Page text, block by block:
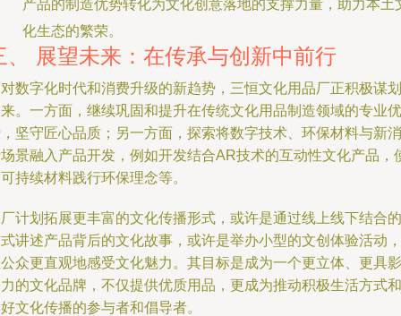
产品的制造优势转化为文化创意落地的支撑力量，助力本土
化生态的繁荣。
、 展望未来：在传承与创新中前行
数字化时代和消费升级的新趋势，三恒文化用品厂正积极谋划
。一方面，继续巩固和提升在传统文化用品制造领域的专业优
坚守匠心品质；另一方面，探索将数字技术、环保材料与新消
景融入产品开发，例如开发结合AR技术的互动性文化产品，
持续材料践行环保理念等。
计划拓展更丰富的文化传播形式，或许是通过线上线下结合的
讲述产品背后的文化故事，或许是举办小型的文创体验活动，
众更直观地感受文化魅力。其目标是成为一个更立体、更具影
的文化品牌，不仅提供优质用品，更成为推动积极生活方式和
文化传播的参与者和倡导者。